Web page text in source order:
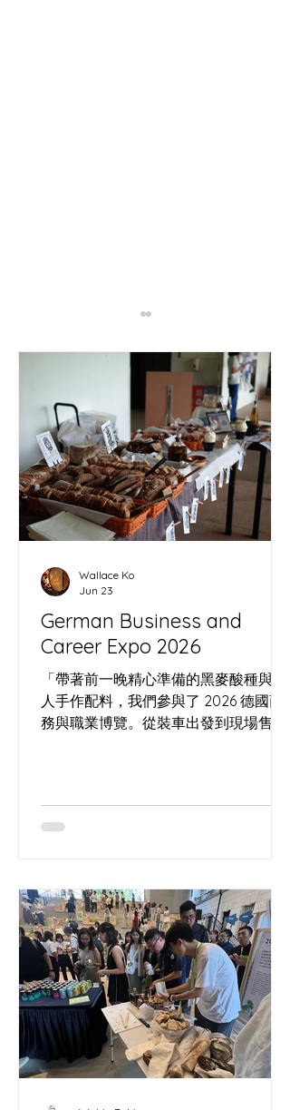
出差回顧: 大館裡的非常香
港：空間是麵團，我們是
野生酵母
German Business and
Career Expo 2026
「帶著前一晚精心準備的黑麥酸種與職
人手作配料，我們參與了 2026 德國商
務與職業博覽。從裝車出發到現場售
Wallace Ko
Jun 23